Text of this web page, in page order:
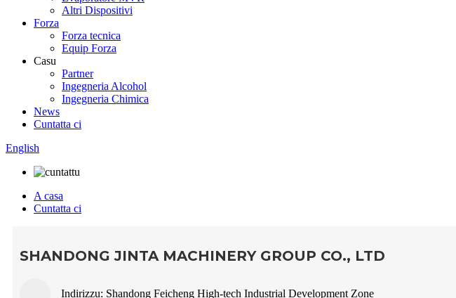
Altri Dispositivi
Forza
Forza tecnica
Equip Forza
Casu
Partner
Ingegneria Alcohol
Ingegneria Chimica
News
Cuntatta ci
English
A casa
Cuntatta ci
SHANDONG JINTA MACHINERY GROUP CO., LTD
Indirizzu: Shandong Feicheng High-tech Industrial Development Zone